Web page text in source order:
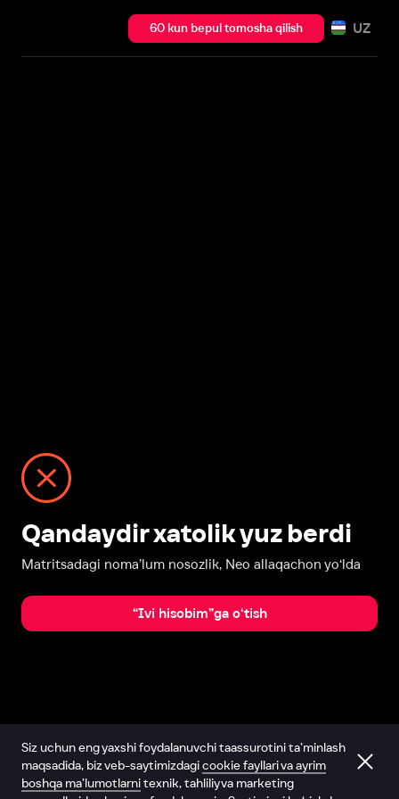
60 kun bepul tomosha qilish UZ
Qandaydir xatolik yuz berdi
Matritsadagi noma’lum nosozlik, Neo allaqachon yo‘lda
“Ivi hisobim”ga o‘tish
Siz uchun eng yaxshi foydalanuvchi taassurotini ta’minlash
maqsadida, biz veb-saytimizdagicookie fayllari va ayrim
boshqa ma’lumotlarnitexnik, tahliliy va marketing